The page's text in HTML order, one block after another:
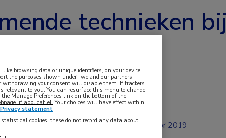
technieken bij
beschikbaar
apr 2019
browsing data or unique identifiers, on your device.
the purposes shown under "we and our partners
withdrawing your consent will disable them. If trackers
relevant to you. You can resurface this menu to change
Manage Preferences link on the bottom of the
if applicable]. Your choices will have effect within
Privacy statement
cookies, these do not record any data about